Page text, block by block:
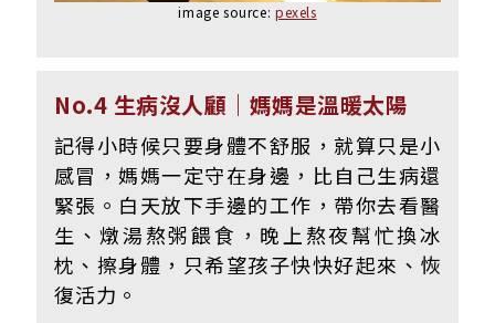
image source: pexels
No.4 生病沒人顧｜媽媽是溫暖太陽
記得小時候只要身體不舒服，就算只是小
感冒，媽媽一定守在身邊，比自己生病還
緊張。白天放下手邊的工作，帶你去看醫
生、燉湯熬粥餵食，晚上熬夜幫忙換冰
枕、擦身體，只希望孩子快快好起來、恢
復活力。